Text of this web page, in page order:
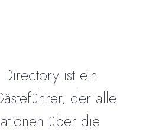
ist ein
der alle
über die